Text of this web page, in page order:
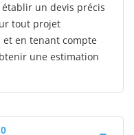
un devis précis
tout projet
en tenant compte
une estimation